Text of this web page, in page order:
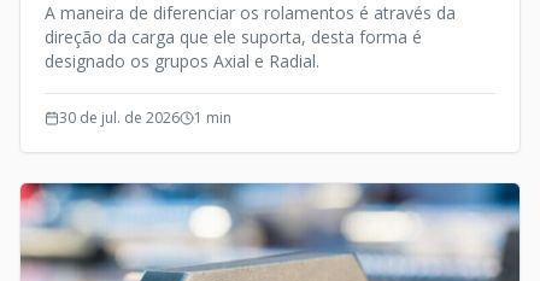
A maneira de diferenciar os rolamentos é através da
direção da carga que ele suporta, desta forma é
designado os grupos Axial e Radial.
30 de jul. de 2026 1 min